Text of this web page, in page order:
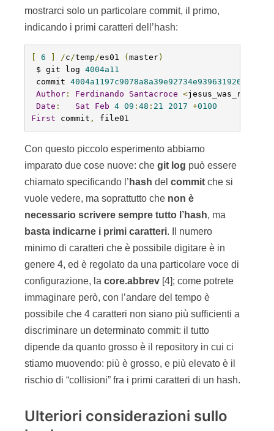
mostrarci solo un particolare commit, il primo,
indicando i primi caratteri dell’hash:
6 /c/temp/es01 ( master)
$ git log 4004a11
commit 4004a1197c9078a8a39e92734e939631926360fc
Author : Ferdinando Santacroce <
Date : Sat Feb 4 09 : 48 : 21 2017 +0100
First commit , file01
Con questo piccolo esperimento abbiamo
imparato due cose nuove: che git log può essere
chiamato specificando l’ hash del commit che si
vuole vedere, ma soprattutto che non è
necessario scrivere sempre tutto l’hash, ma
basta indicarne i primi caratteri. Il numero
minimo di caratteri che è possibile digitare è in
genere 4, ed è regolato da una particolare voce di
configurazione, la core.abbrev [4]; come potrete
immaginare però, con l’andare del tempo è
possibile che 4 caratteri non siano più sufficienti a
discriminare un determinato commit: il tutto
dipende da quanto grosso è il repository in cui ci
stiamo muovendo: più è grosso, e più elevato è il
rischio di “collisioni” fra i primi caratteri di un hash.
Ulteriori considerazioni sullo